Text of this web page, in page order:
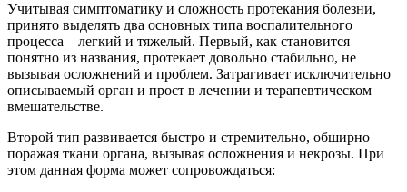
Учитывая симптоматику и сложность протекания болезни,
принято выделять два основных типа воспалительного
процесса – легкий и тяжелый. Первый, как становится
понятно из названия, протекает довольно стабильно, не
вызывая осложнений и проблем. Затрагивает исключительно
описываемый орган и прост в лечении и терапевтическом
вмешательстве.
Второй тип развивается быстро и стремительно, обширно
поражая ткани органа, вызывая осложнения и некрозы. При
этом данная форма может сопровождаться: